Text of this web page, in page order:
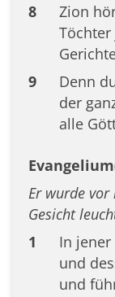
8
Zion
9
Denn
der
alle
Evangelium
Er wurde
Gesicht
1
In jener
und
und